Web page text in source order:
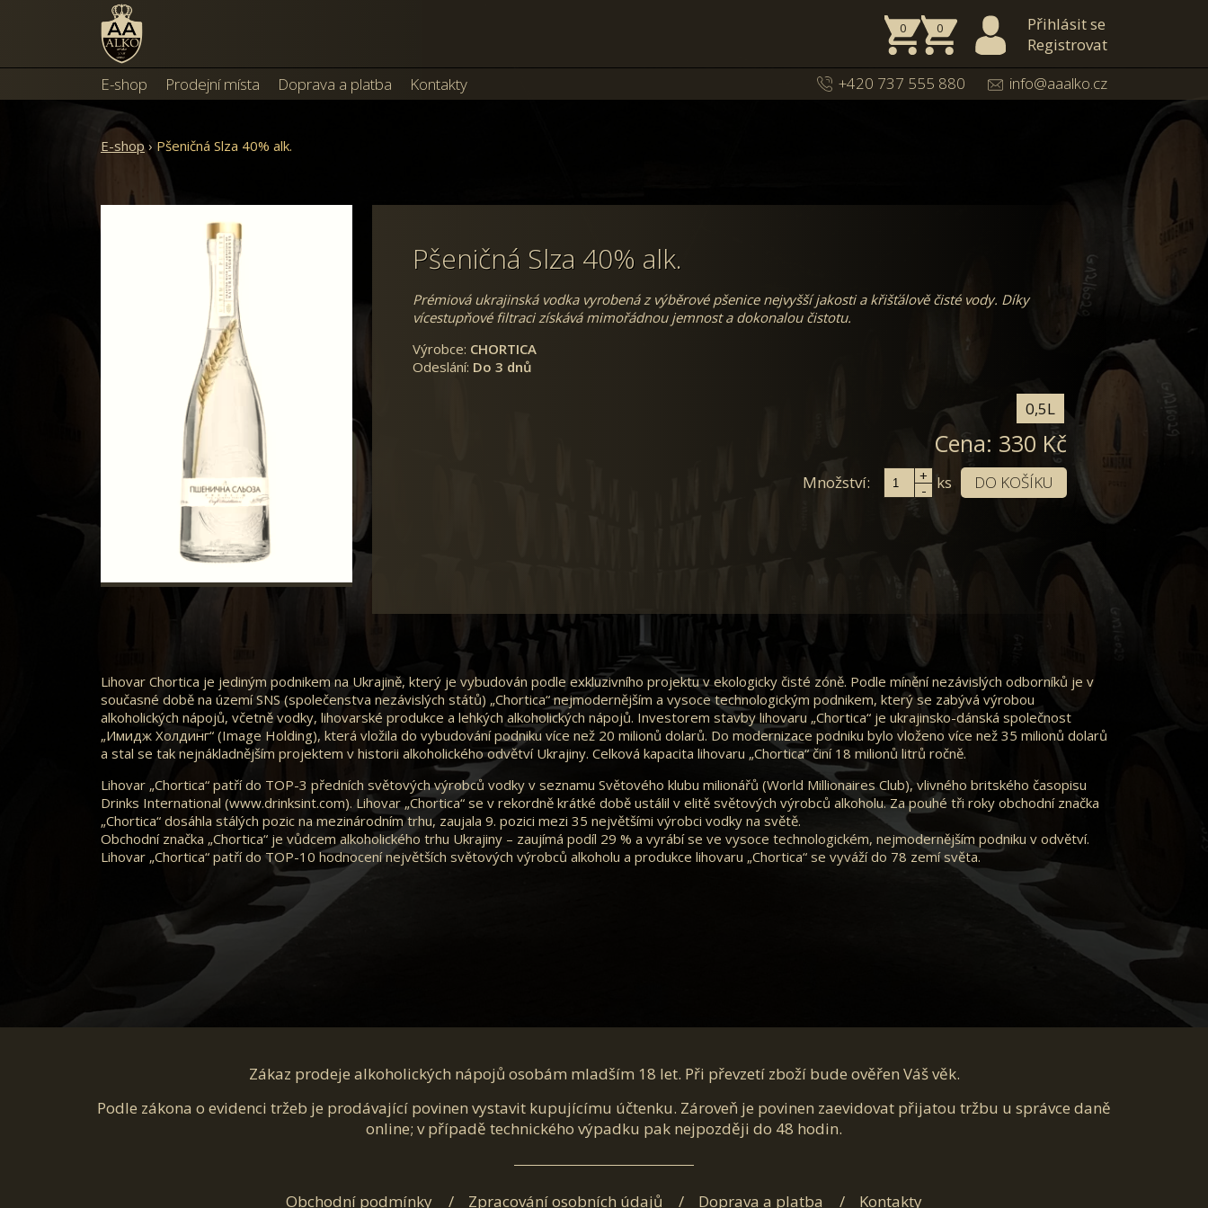
0
0
Přihlásit se
Registrovat
E-shop
Prodejní místa Doprava a platba Kontakty +420 737 555 880 info@aaalko.cz
E-shop › Pšeničná Slza 40% alk.
Pšeničná Slza 40% alk.
Prémiová ukrajinská vodka vyrobená z výběrové pšenice nejvyšší jakosti a křišťálově čisté vody. Díky
vícestupňové filtraci získává mimořádnou jemnost a dokonalou čistotu.
Výrobce: CHORTICA
Odeslání: Do 3 dnů
0,5L
Cena: 330 Kč
Množství:
+
-
ks DO KOŠÍKU
Lihovar Chortica je jediným podnikem na Ukrajině, který je vybudován podle exkluzivního projektu v ekologicky čisté zóně. Podle mínění nezávislých odborníků je v
současné době na území SNS (společenstva nezávislých států) „Chortica“ nejmodernějším a vysoce technologickým podnikem, který se zabývá výrobou
alkoholických nápojů, včetně vodky, lihovarské produkce a lehkých alkoholických nápojů. Investorem stavby lihovaru „Chortica“ je ukrajinsko-dánská společnost
„Имидж Холдинг“ (Image Holding), která vložila do vybudování podniku více než 20 milionů dolarů. Do modernizace podniku bylo vloženo více než 35 milionů dolarů
a stal se tak nejnákladnějším projektem v historii alkoholického odvětví Ukrajiny. Celková kapacita lihovaru „Chortica“ činí 18 milionů litrů ročně.
Lihovar „Chortica“ patří do TOP-3 předních světových výrobců vodky v seznamu Světového klubu milionářů (World Millionaires Club), vlivného britského časopisu
Drinks International (www.drinksint.com). Lihovar „Chortica“ se v rekordně krátké době ustálil v elitě světových výrobců alkoholu. Za pouhé tři roky obchodní značka
„Chortica“ dosáhla stálých pozic na mezinárodním trhu, zaujala 9. pozici mezi 35 největšími výrobci vodky na světě.
Obchodní značka „Chortica“ je vůdcem alkoholického trhu Ukrajiny – zaujímá podíl 29 % a vyrábí se ve vysoce technologickém, nejmodernějším podniku v odvětví.
Lihovar „Chortica“ patří do TOP-10 hodnocení největších světových výrobců alkoholu a produkce lihovaru „Chortica“ se vyváží do 78 zemí světa.
Zákaz prodeje alkoholických nápojů osobám mladším 18 let. Při převzetí zboží bude ověřen Váš věk.
Podle zákona o evidenci tržeb je prodávající povinen vystavit kupujícímu účtenku. Zároveň je povinen zaevidovat přijatou tržbu u správce daně
online; v případě technického výpadku pak nejpozději do 48 hodin.
Obchodní podmínky Zpracování osobních údajů Doprava a platba Kontakty